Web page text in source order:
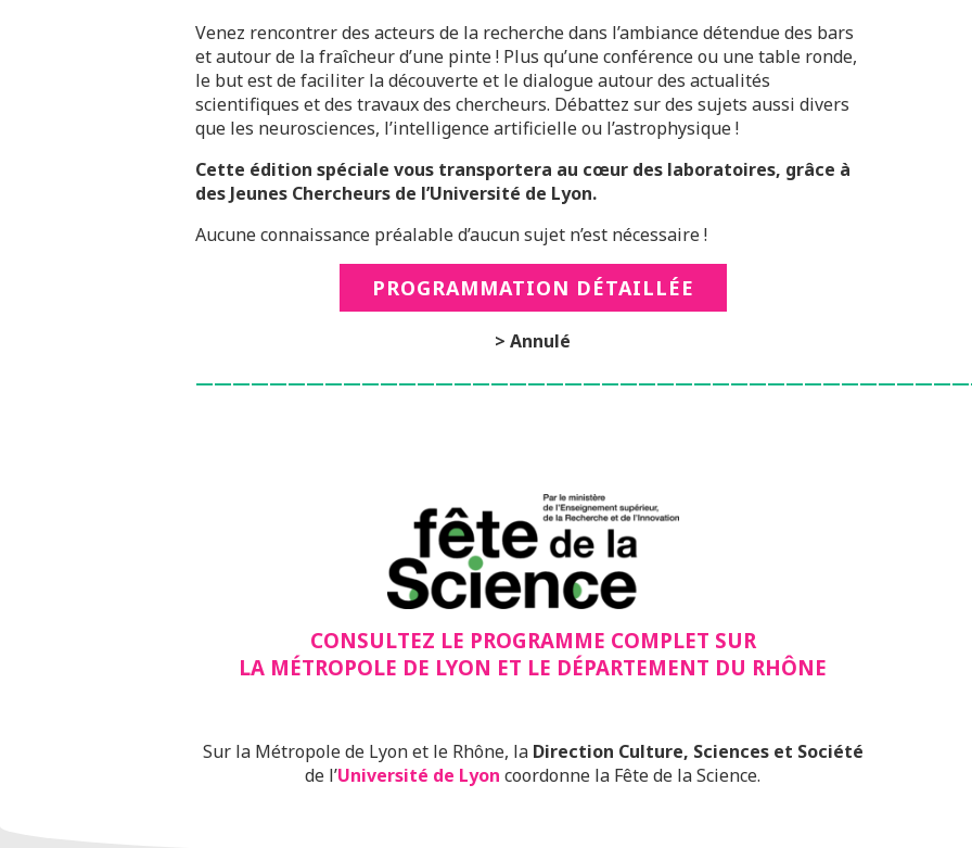
Venez rencontrer des acteurs de la recherche dans l’ambiance détendue des bars
et autour de la fraîcheur d’une pinte ! Plus qu’une conférence ou une table ronde,
le but est de faciliter la découverte et le dialogue autour des actualités
scientifiques et des travaux des chercheurs. Débattez sur des sujets aussi divers
que les neurosciences, l’intelligence artificielle ou l’astrophysique !
Cette édition spéciale vous transportera au cœur des laboratoires, grâce à
des Jeunes Chercheurs de l’Université de Lyon.
Aucune connaissance préalable d’aucun sujet n’est nécessaire !
PROGRAMMATION DÉTAILLÉE
> Annulé
CONSULTEZ LE PROGRAMME COMPLET SUR
LA MÉTROPOLE DE LYON ET LE DÉPARTEMENT DU RHÔNE
Sur la Métropole de Lyon et le Rhône, la Direction Culture, Sciences et Société
de l’Université de Lyon coordonne la Fête de la Science.